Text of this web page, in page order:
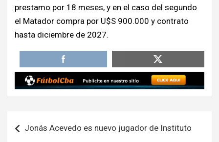
prestamo por 18 meses, y en el caso del segundo
el Matador compra por U$S 900.000 y contrato
hasta diciembre de 2027.
de Jonás Acevedo es nuevo jugador de Instituto